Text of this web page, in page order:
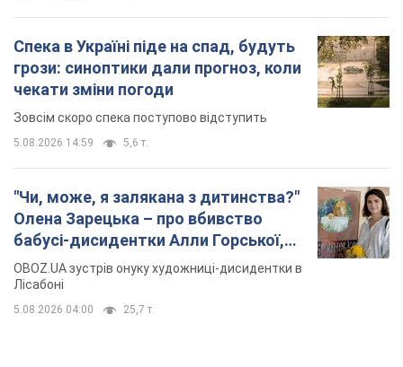
Спека в Україні піде на спад, будуть
грози: синоптики дали прогноз, коли
чекати зміни погоди
Зовсім скоро спека поступово відступить
5.08.2026 14:59 5,6 т.
"Чи, може, я залякана з дитинства?"
Олена Зарецька – про вбивство
бабусі-дисидентки Алли Горської,
критику Дмитра Стуса та втечу в
Португалію з 5 дітьми
OBOZ.UA зустрів онуку художниці-дисидентки в
Лісабоні
5.08.2026 04:00 25,7 т.